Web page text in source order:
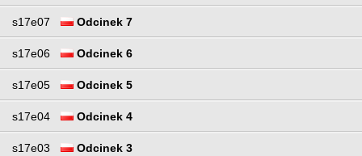
s17e07 Odcinek 7
s17e06 Odcinek 6
s17e05 Odcinek 5
s17e04 Odcinek 4
s17e03 Odcinek 3